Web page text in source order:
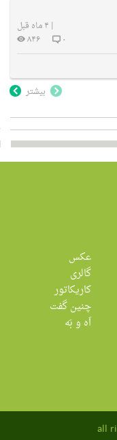
| ۴ ماه قبل
۰
۸۴۶
بیشتر
عکس
گالری
کاریکاتور
چنین گفت
اَه و بَه